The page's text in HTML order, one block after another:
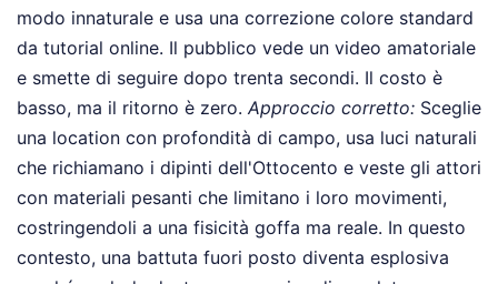
modo innaturale e usa una correzione colore standard
da tutorial online. Il pubblico vede un video amatoriale
e smette di seguire dopo trenta secondi. Il costo è
basso, ma il ritorno è zero. Approccio corretto: Sceglie
una location con profondità di campo, usa luci naturali
che richiamano i dipinti dell'Ottocento e veste gli attori
con materiali pesanti che limitano i loro movimenti,
costringendoli a una fisicità goffa ma reale. In questo
contesto, una battuta fuori posto diventa esplosiva